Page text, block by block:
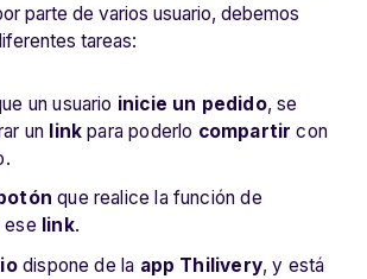
parte de varios usuario, debemos
tareas:
un usuario inicie un pedido, se
un link para poderlo compartir con
que realice la función de
ese link.
dispone de la app Thilivery, y está